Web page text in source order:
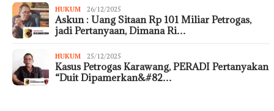
HUKUM 26/12/2025
Askun : Uang Sitaan Rp 101 Miliar Petrogas,
jadi Pertanyaan, Dimana Ri…
HUKUM 25/12/2025
Kasus Petrogas Karawang, PERADI Pertanyakan
“Duit Dipamerkan&#82…